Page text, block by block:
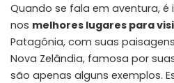
Quando se fala em aventura,
nos melhores lugares para
Patagônia, com suas
Nova Zelândia, famosa por
são apenas alguns exemplos.